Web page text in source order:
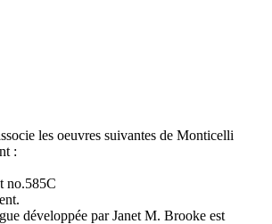
les oeuvres suivantes de Monticelli
:
no.585C
développée par Janet M. Brooke est